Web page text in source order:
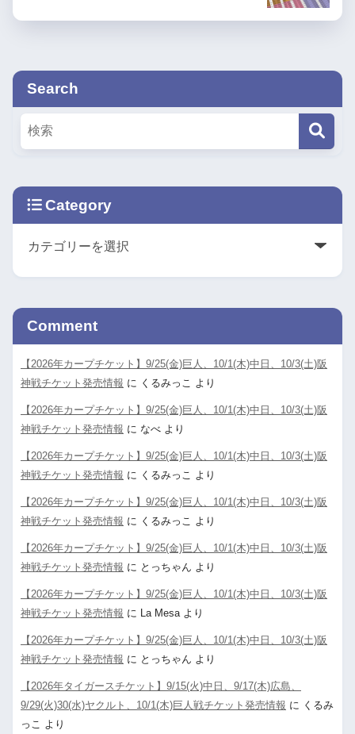
Search
Category
Comment
【2026年カープチケット】9/25(金)巨人、10/1(木)中日、10/3(土)阪
神戦チケット発売情報 に くるみっこ より
【2026年カープチケット】9/25(金)巨人、10/1(木)中日、10/3(土)阪
神戦チケット発売情報 に なべ より
【2026年カープチケット】9/25(金)巨人、10/1(木)中日、10/3(土)阪
神戦チケット発売情報 に くるみっこ より
【2026年カープチケット】9/25(金)巨人、10/1(木)中日、10/3(土)阪
神戦チケット発売情報 に くるみっこ より
【2026年カープチケット】9/25(金)巨人、10/1(木)中日、10/3(土)阪
神戦チケット発売情報 に とっちゃん より
【2026年カープチケット】9/25(金)巨人、10/1(木)中日、10/3(土)阪
神戦チケット発売情報 に La Mesaより
【2026年カープチケット】9/25(金)巨人、10/1(木)中日、10/3(土)阪
神戦チケット発売情報 に とっちゃん より
【2026年タイガースチケット】9/15(火)中日、9/17(木)広島、
9/29(火)30(水)ヤクルト、10/1(木)巨人戦チケット発売情報 に くるみ
っこ より